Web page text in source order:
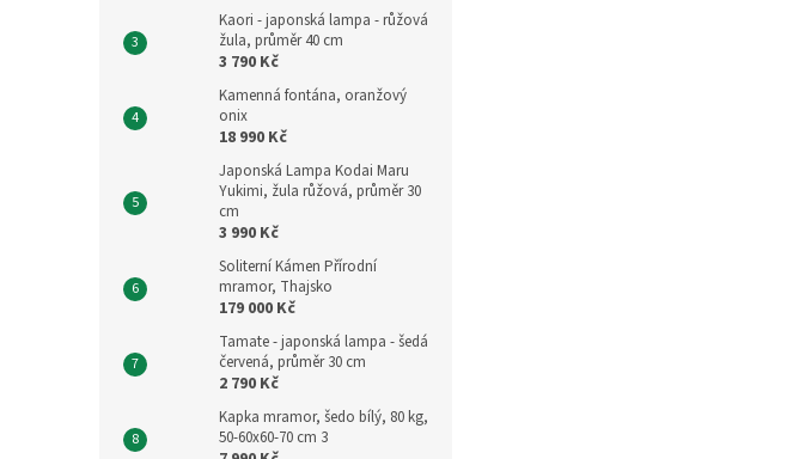
Kaori - japonská lampa - růžová
žula, průměr 40 cm
3 790 Kč
Kamenná fontána, oranžový
onix
18 990 Kč
Japonská Lampa Kodai Maru
Yukimi, žula růžová, průměr 30
cm
3 990 Kč
Soliterní Kámen Přírodní
mramor, Thajsko
179 000 Kč
Tamate - japonská lampa - šedá
červená, průměr 30 cm
2 790 Kč
Kapka mramor, šedo bílý, 80 kg,
50-60x60-70 cm 3